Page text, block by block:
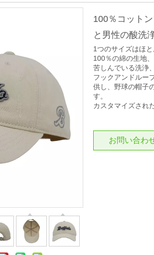
100％コット
と男性の酸洗
1つのサイズはほ
100％の綿の生地
苦しんでいる洗浄
フックアンドルー
供し、野球の帽子
す。
カスタマイズされ
お問い合わ